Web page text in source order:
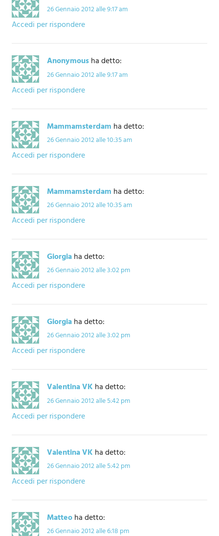
26 Gennaio 2012 alle 9:17 am
Accedi per rispondere
Anonymousha detto:
26 Gennaio 2012 alle 9:17 am
Accedi per rispondere
Mammamsterdam ha detto:
26 Gennaio 2012 alle 10:35 am
Accedi per rispondere
Mammamsterdam ha detto:
26 Gennaio 2012 alle 10:35 am
Accedi per rispondere
Giorgiaha detto:
26 Gennaio 2012 alle 3:02 pm
Accedi per rispondere
Giorgiaha detto:
26 Gennaio 2012 alle 3:02 pm
Accedi per rispondere
Valentina VK ha detto:
26 Gennaio 2012 alle 5:42 pm
Accedi per rispondere
Valentina VK ha detto:
26 Gennaio 2012 alle 5:42 pm
Accedi per rispondere
Matteoha detto:
26 Gennaio 2012 alle 6:18 pm